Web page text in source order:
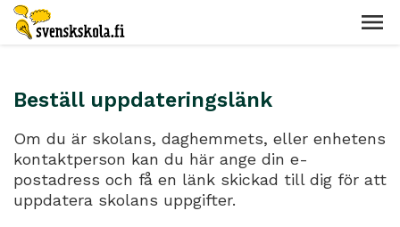
Beställ uppdateringslänk
Om du är skolans, daghemmets, eller enhetens
kontaktperson kan du här ange din e-
postadress och få en länk skickad till dig för att
uppdatera skolans uppgifter.